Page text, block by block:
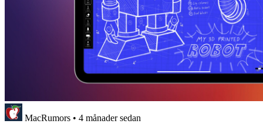
MacRumors • 4 månader sedan